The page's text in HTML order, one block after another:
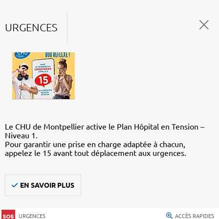
URGENCES
Le CHU de Montpellier active le Plan Hôpital en Tension –
Niveau 1.
Pour garantir une prise en charge adaptée à chacun,
appelez le 15 avant tout déplacement aux urgences.
EN SAVOIR PLUS
URGENCES ACCÈS RAPIDES